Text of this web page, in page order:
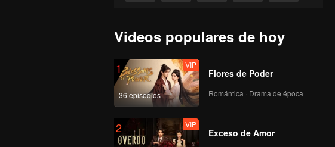
Videos populares de hoy
1
36 episodios
VIP
Flores de Poder
Romántica · Drama de época
2 VIP
Exceso de Amor